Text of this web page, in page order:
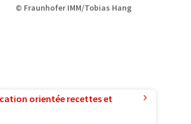
© Fraunhofer IMM/Tobias Hang
orientée recettes et